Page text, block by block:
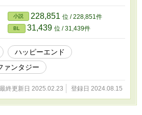
です。 表紙はトリュフさん。
以前は雨宮里玖さん作成の
置かせていただいてました。ありがとう
ました。 →アルファポリス
www.alphapolis.co.jp/author/detail/36325
→Ｘ @ame_amemiyariku
小説 228,851 位 / 228,851件
BL 31,439 位 / 31,439件
ハッピーエンド
ァンタジー
最終更新日 2025.02.23 登録日 2024.08.15